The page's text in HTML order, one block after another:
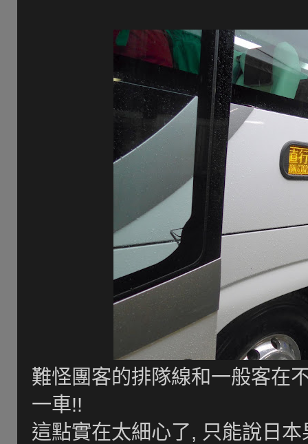
難怪團客的排隊線和一般客在
一車!!
這點實在太細心了, 只能說日